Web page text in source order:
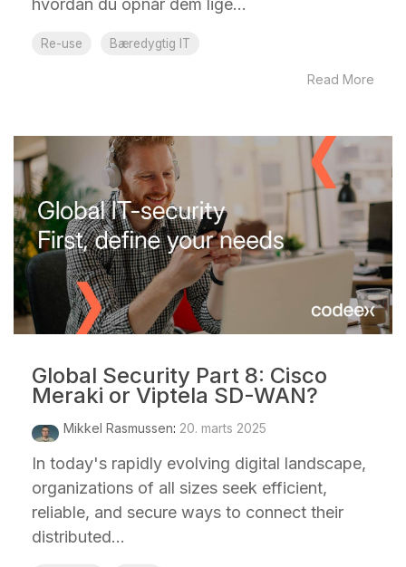
hvordan du opnår dem lige...
Re-use Bæredygtig IT
Read More
Global Security Part 8: Cisco
Meraki or Viptela SD-WAN?
Mikkel Rasmussen: 20. marts 2025
In today's rapidly evolving digital landscape,
organizations of all sizes seek efficient,
reliable, and secure ways to connect their
distributed...